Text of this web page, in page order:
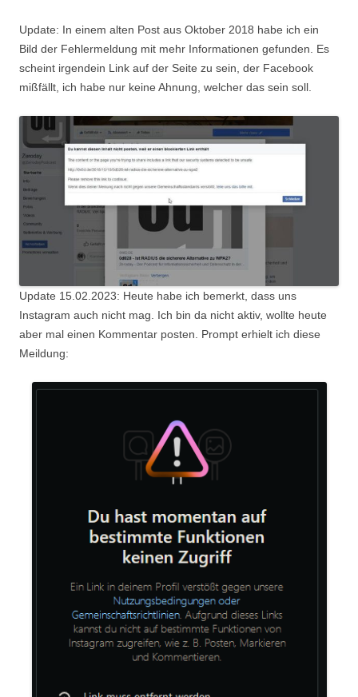
Update: In einem alten Post aus Oktober 2018 habe ich ein
Bild der Fehlermeldung mit mehr Informationen gefunden. Es
scheint irgendein Link auf der Seite zu sein, der Facebook
mißfällt, ich habe nur keine Ahnung, welcher das sein soll.
Update 15.02.2023: Heute habe ich bemerkt, dass uns
Instagram auch nicht mag. Ich bin da nicht aktiv, wollte heute
aber mal einen Kommentar posten. Prompt erhielt ich diese
Meildung: